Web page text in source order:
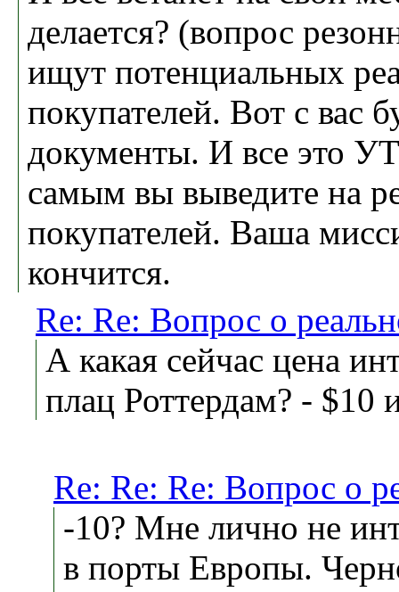
делается? (вопрос
ищут потенциальных
покупателей. Вот с вас
документы. И все это
самым вы выведите на
покупателей. Ваша
кончится.
Re: Re: Вопрос о
А какая сейчас цена
плац Роттердам? - $10
Re: Re: Re: Вопрос о
-10? Мне лично не
в порты Европы.